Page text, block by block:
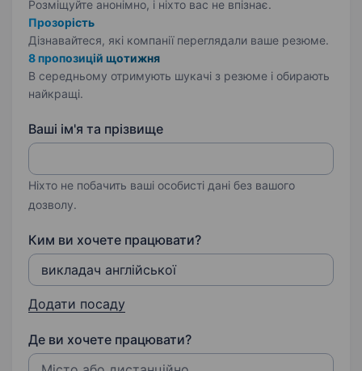
Розміщуйте анонімно, і ніхто вас не впізнає.
Прозорість
Дізнавайтеся, які компанії переглядали ваше резюме.
8 пропозицій щотижня
В середньому отримують шукачі з резюме і обирають
найкращі.
Ваші ім'я та прізвище
Ніхто не побачить ваші особисті дані без вашого
дозволу.
Ким ви хочете працювати?
Додати посаду
Де ви хочете працювати?